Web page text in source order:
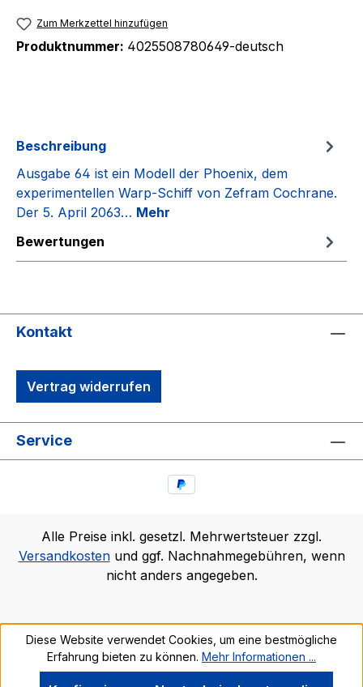
Zum Merkzettel hinzufügen
Produktnummer: 4025508780649-deutsch
Beschreibung
Ausgabe 64 ist ein Modell der Phoenix, dem
experimentellen Warp-Schiff von Zefram Cochrane.
Der 5. April 2063… Mehr
Bewertungen
Kontakt
Vertrag widerrufen
Service
Alle Preise inkl. gesetzl. Mehrwertsteuer zzgl.
Versandkostenund ggf. Nachnahmegebühren, wenn
nicht anders angegeben.
Diese Website verwendet Cookies, um eine bestmögliche
Erfahrung bieten zu können. Mehr Informationen ...